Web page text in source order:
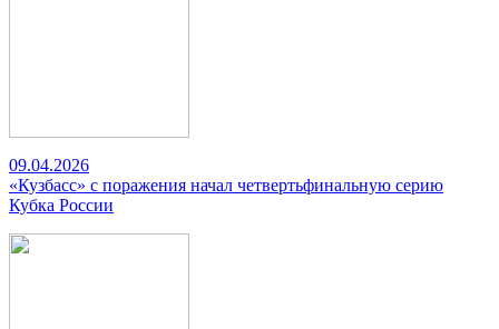
09.04.2026
«Кузбасс» с поражения начал четвертьфинальную серию
Кубка России